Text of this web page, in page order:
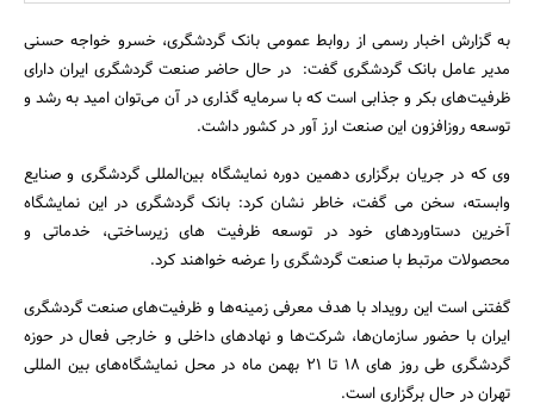
جستجو
به گزارش اخبار رسمی از روابط عمومی بانک گردشگری، خسرو خواجه حسنی
مدیر عامل بانک گردشگری گفت: در حال حاضر صنعت گردشگری ایران دارای
ظرفیت‌های بکر و جذابی است که با سرمایه گذاری در آن می‌توان امید به رشد و
توسعه روزافزون این صنعت ارز آور در کشور داشت.
وی که در جریان برگزاری دهمین دوره نمایشگاه بین‌المللی گردشگری و صنایع
وابسته، سخن می گفت، خاطر نشان کرد: بانک گردشگری در این نمایشگاه
آخرین دستاوردهای خود در توسعه ظرفیت های زیرساختی، خدماتی و
محصولات مرتبط با صنعت گردشگری را عرضه خواهند کرد.
گفتنی است این رویداد با هدف معرفی زمینه‌ها و ظرفیت‌های صنعت گردشگری
ایران با حضور سازمان‌ها، شرکت‌ها و نهادهای داخلی و خارجی فعال در حوزه
گردشگری طی روز های 18 تا 21 بهمن ماه در محل نمایشگاه‌های بین المللی
تهران در حال برگزاری است.